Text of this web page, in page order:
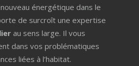
énergétique dans le
de surcroît une expertise
au sens large. Il vous
dans vos problématiques
liées à l’habitat.